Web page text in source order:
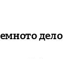
дело